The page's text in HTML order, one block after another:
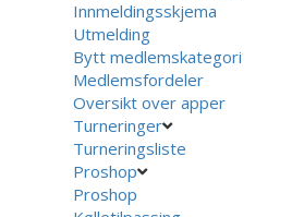
Innmeldingsskjema
Utmelding
Bytt medlemskategori
Medlemsfordeler
Oversikt over apper
Turneringer
Turneringsliste
Proshop
Proshop